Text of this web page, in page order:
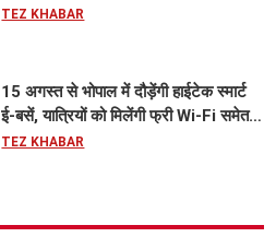
TEZ KHABAR
15 अगस्त से भोपाल में दौड़ेंगी हाईटेक स्मार्ट
ई-बसें, यात्रियों को मिलेंगी फ्री Wi-Fi समेत
आधुनिक सुविधा
TEZ KHABAR